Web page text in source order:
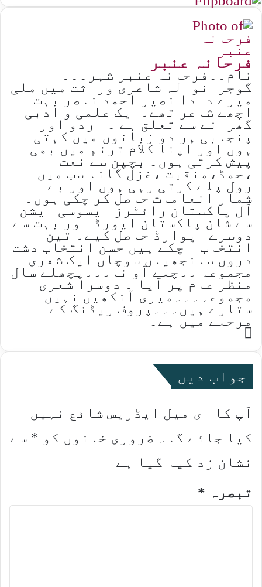
فرحانہ عنبر
نام۔۔فرحانہ عنبر شہر۔۔۔
گوجرانوالہ شاعری وراثت میں ملی
میرے دادا نصیر احمد ناصر بہت
اچھے شاعر تھے۔ایک علمی و ادبی
گھرانے سے تعلق ہے ۔ اردو اور
پنجابی ہر دو زبانوں میں کہتی
ہوں اور اپنا کلام ترنم میں بھی
پیش کرتی ہوں۔ بچپن سے نعت
،حمڈ،منقبت ،غزل گانا سب میں
رول پلے کرتی رہی ہوں اور بے
شمار انعامات حاصل کر چکی ہوں۔
آل پاکستان رائٹرز ایسوسی ایشن
سے شان پاکستان ایورڈ اور بہت سے
دوسرے ایوارڈ حاصل کیے۔ تین
انتخاب آ چکے ہیں حسن انتخاب دشت
دروں سانجھیاں سوچاں ایک شعری
مجموعہ ۔۔چلے آو نا۔۔۔پچھلے سال
منظر عام پر آیا ۔ دوسرا شعری
مجموعہ۔۔۔میری آنکھیں نہیں
ستارے ہیں۔۔۔پروف ریڈنگ کے
مرحلے میں ہے۔
Website
جواب دیں
آپ کا ای میل ایڈریس شائع نہیں
کیا جائے گا۔
ضروری خانوں کو * سے
نشان زد کیا گیا ہے
تبصرہ *